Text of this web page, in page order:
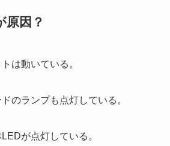
原因？
は動いている。
のランプも点灯している。
が点灯している。